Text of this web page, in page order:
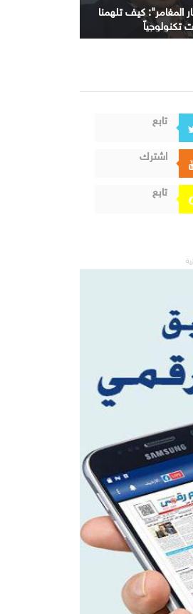
المغامر": كيف تلهمنا
تكنولوجياً
تابع
اشترك
تابع